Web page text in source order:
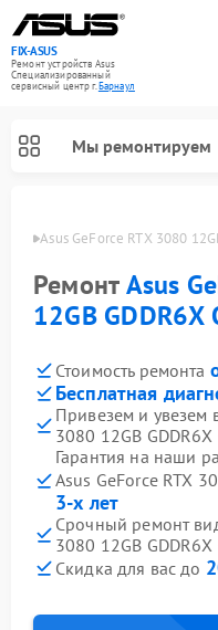
FIX-ASUS
Ремонт устройств Asus
Специализированный
cервисный центр г.Барнаул
Мы ремонтируем
Asus Asus GeForce RTX 3080
РемонтAsus
12GB GDDR6X
Стоимость ремонта
Бесплатная
Привезем и увезем
3080 12GB GDDR6X
Гарантия на наши
Asus GeForce RTX
3-х лет
Срочный ремонт
3080 12GB GDDR6X
Скидка для вас до